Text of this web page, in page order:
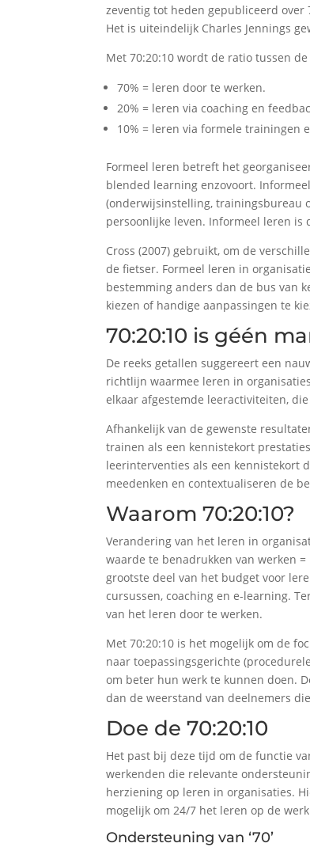
zeventig tot heden gepubliceerd over
Het is uiteindelijk Charles Jennings
Met 70:20:10 wordt de ratio tussen
70% = leren door te werken.
20% = leren via coaching en
10% = leren via formele trainingen
Formeel leren betreft het
blended learning enzovoort.
(onderwijsinstelling, trainingsbureau
persoonlijke leven. Informeel leren
Cross (2007) gebruikt, om de
de fietser. Formeel leren in
bestemming anders dan de bus van
kiezen of handige aanpassingen te
70:20:10 is géén
De reeks getallen suggereert een
richtlijn waarmee leren in
elkaar afgestemde leeractiviteiten,
Afhankelijk van de gewenste
trainen als een kennistekort
leerinterventies als een kennistekort
meedenken en contextualiseren de
Waarom 70:20:10?
Verandering van het leren in
waarde te benadrukken van werken
grootste deel van het budget voor
cursussen, coaching en e-learning.
van het leren door te werken.
Met 70:20:10 is het mogelijk om de
naar toepassingsgerichte
om beter hun werk te kunnen doen.
dan de weerstand van deelnemers
Doe de 70:20:10
Het past bij deze tijd om de functie
werkenden die relevante
herziening op leren in organisaties.
mogelijk om 24/7 het leren op de
Ondersteuning van ‘70’